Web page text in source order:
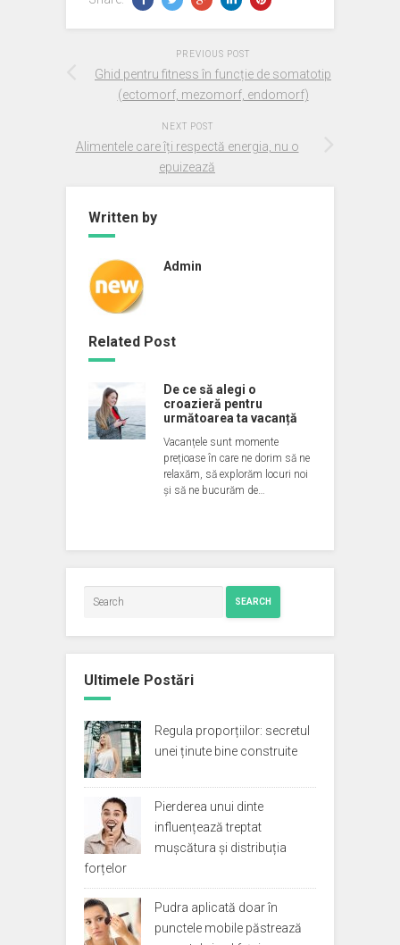
PREVIOUS POST
Ghid pentru fitness în funcție de somatotip
(ectomorf, mezomorf, endomorf)
NEXT POST
Alimentele care îți respectă energia, nu o
epuizează
Written by
Admin
Related Post
De ce să alegi o
croazieră pentru
următoarea ta vacanță
Vacanțele sunt momente
prețioase în care ne dorim să ne
relaxăm, să explorăm locuri noi
și să ne bucurăm de…
SEARCH
Ultimele Postări
Regula proporțiilor: secretul
unei ținute bine construite
Pierderea unui dinte
influențează treptat
mușcătura și distribuția
forțelor
Pudra aplicată doar în
punctele mobile păstrează